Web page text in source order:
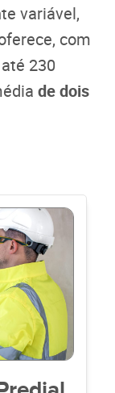
variável,
com
230
de dois